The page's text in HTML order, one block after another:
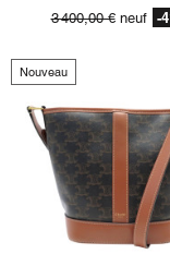
3 400,00 €neuf -
Nouveau